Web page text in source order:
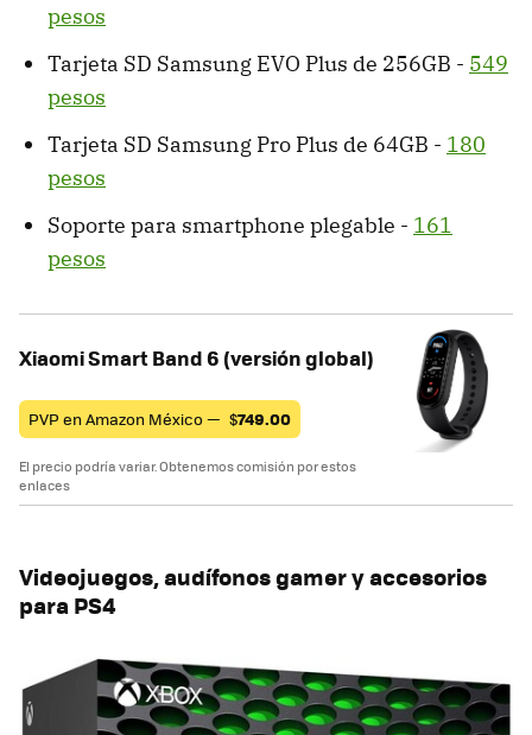
pesos
Tarjeta SD Samsung EVO Plus de 256GB - 549
pesos
Tarjeta SD Samsung Pro Plus de 64GB - 180
pesos
Soporte para smartphone plegable - 161
pesos
Xiaomi Smart Band 6 (versión global)
PVP en Amazon México — $749.00
El precio podría variar. Obtenemos comisión por estos
enlaces
Videojuegos, audífonos gamer y accesorios
para PS4